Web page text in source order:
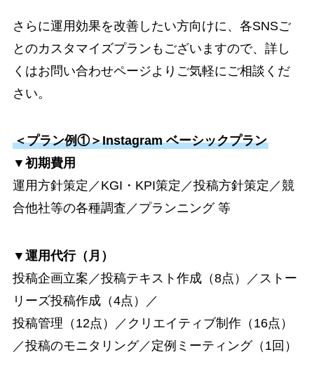
さらに運用効果を改善したい方向けに、各SNSご
とのカスタマイズプランもございますので、詳し
くはお問い合わせページよりご気軽にご相談くだ
さい。
＜プラン例①＞Instagram ベーシックプラン
▼初期費用
運用方針策定／KGI・KPI策定／投稿方針策定／競
合他社等の各種調査／プランニング 等
▼運用代行（月）
投稿企画立案／投稿テキスト作成（8点）／ストー
リーズ投稿作成（4点）／
投稿管理（12点）／クリエイティブ制作（16点）
／投稿のモニタリング／定例ミーティング（1回）